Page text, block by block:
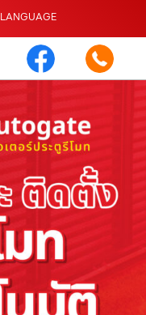
LANGUAGE